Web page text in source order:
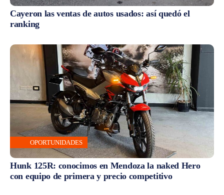
Cayeron las ventas de autos usados: así quedó el
ranking
OPORTUNIDADES
Hunk 125R: conocimos en Mendoza la naked Hero
con equipo de primera y precio competitivo